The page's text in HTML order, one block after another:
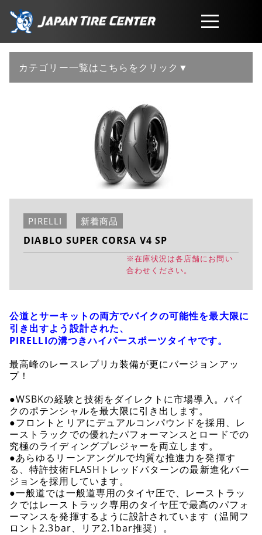
取扱商品
工賃・サービスについて
カテゴリー一覧はこちらをクリック▼
PIRELLI 新着商品
DIABLO SUPER CORSA V4 SP
※在庫状況は各店舗にお問い
合わせください。
公道とサーキットの両方でバイクの可能性を最大限に
引き出すよう設計された、
PIRELLIの溝つきハイパースポーツタイヤです。
最高峰のレースレプリカ装備が更にバージョンアッ
プ！
●WSBKの経験と技術をダイレクトに市場導入。バイ
クのポテンシャルを最大限に引き出します。
●フロントとリアにデュアルコンパウンドを採用、レ
ーストラックでの優れたパフォーマンスとロードでの
究極のライディングプレジャーを両立します。
●あらゆるリーンアングルで均質な推進力を発揮す
る、特許技術FLASHトレッドパターンの最新進化バー
ジョンを採用しています。
●一般道では一般道専用のタイヤ圧で、レーストラッ
クではレーストラック専用のタイヤ圧で最高のパフォ
ーマンスを発揮するように設計されています（温間フ
ロント2.3bar、リア2.1bar推奨）。